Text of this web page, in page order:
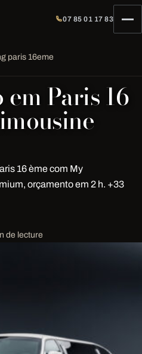
07 85 01 17 83
paris 16eme
Paris 16
16 ème com My
orçamento em 2 h. +33
de lecture